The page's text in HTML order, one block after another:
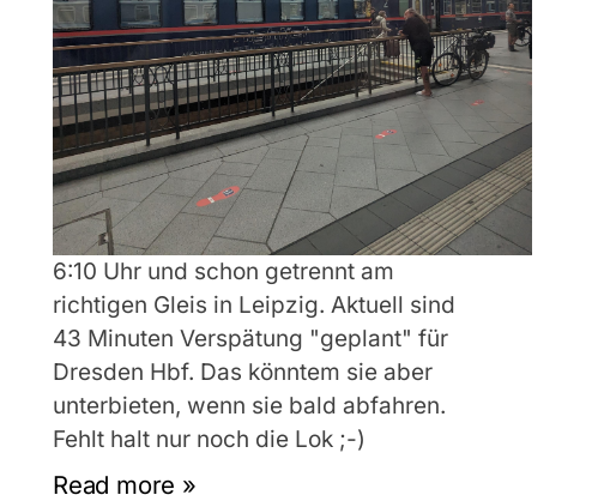
6:10 Uhr und schon getrennt am
richtigen Gleis in Leipzig. Aktuell sind
43 Minuten Verspätung "geplant" für
Dresden Hbf. Das könntem sie aber
unterbieten, wenn sie bald abfahren.
Fehlt halt nur noch die Lok ;-)
Read more »